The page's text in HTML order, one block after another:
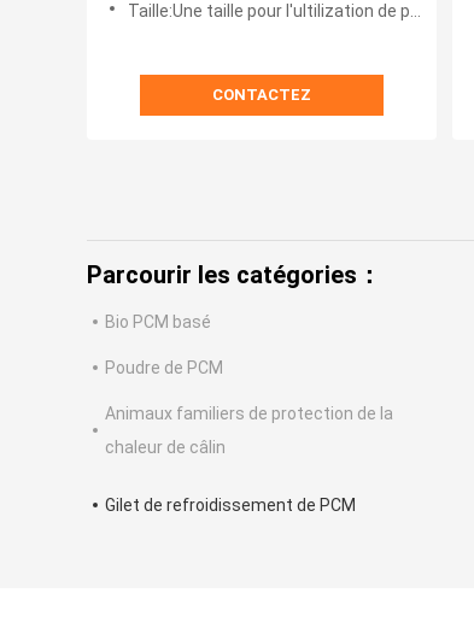
Taille:Une taille pour l'ultilization de polyvalence
CONTACTEZ
Parcourir les catégories：
Bio PCM basé
Poudre de PCM
Animaux familiers de protection de la
chaleur de câlin
Gilet de refroidissement de PCM